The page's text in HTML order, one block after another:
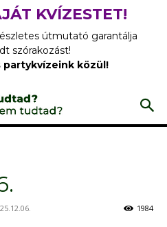
KVÍZESTET!
útmutató garantálja
szórakozást!
partykvízeink közül!
1984